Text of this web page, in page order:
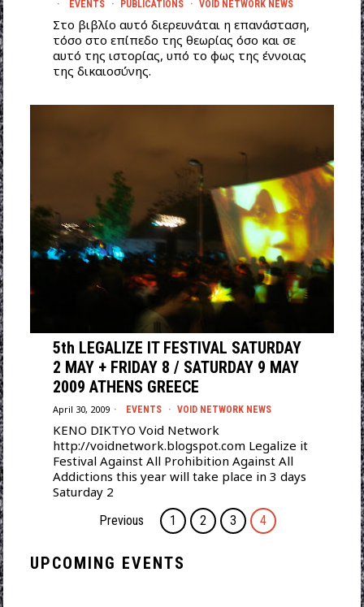
EVENTS · PUBLICATIONS · VOID NETWORK NEWS
Στο βιβλίο αυτό διερευνάται η επανάσταση,
τόσο στο επίπεδο της θεωρίας όσο και σε
αυτό της ιστορίας, υπό το φως της έννοιας
της δικαιοσύνης.
5th LEGALIZE IT FESTIVAL SATURDAY
2 MAY + FRIDAY 8 / SATURDAY 9 MAY
2009 ATHENS GREECE
April 30, 2009 EVENTS · VOID NETWORK NEWS
KENO DIKTYO Void Network
http://voidnetwork.blogspot.com Legalize it
Festival Against All Prohibition Against All
Addictions this year will take place in 3 days
Saturday 2
Previous 1 2 3 4
UPCOMING EVENTS